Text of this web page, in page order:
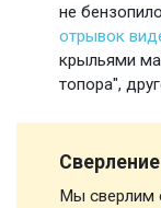
не
отрывок
крыльями
топора",
Мы сверлим